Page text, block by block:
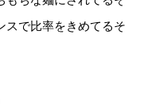
スで比率をきめてるそ